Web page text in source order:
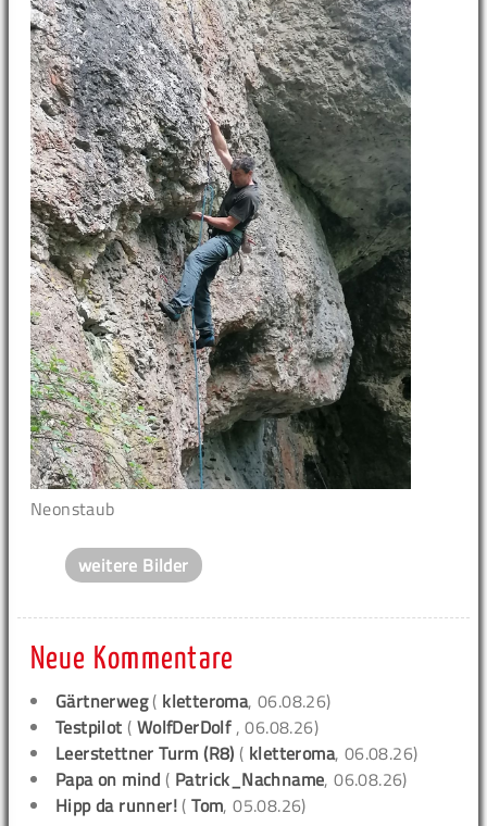
Neonstaub
weitere Bilder
Neue Kommentare
Gärtnerweg( kletteroma, 06.08.26)
Testpilot ( WolfDerDolf , 06.08.26)
Leerstettner Turm (R8) ( kletteroma, 06.08.26)
Papa on mind ( Patrick_Nachname, 06.08.26)
Hipp da runner! (Tom, 05.08.26)